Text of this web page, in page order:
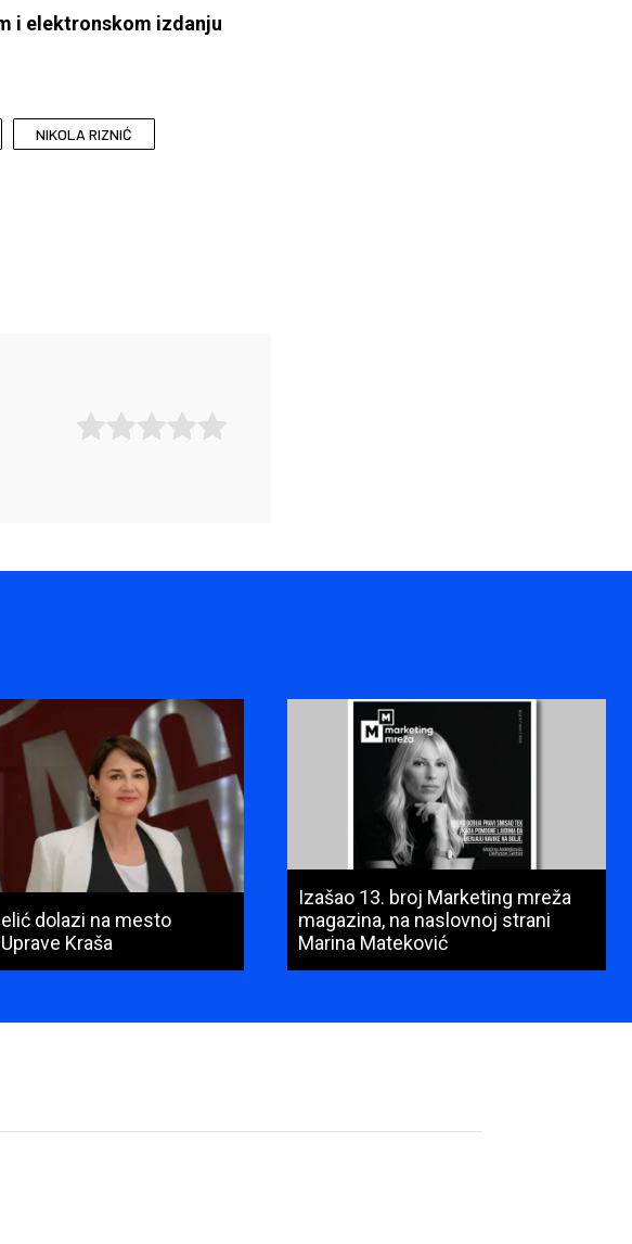
i elektronskom izdanju
NIKOLA RIZNIĆ
dolazi na mesto
Kraša
Izašao 13. broj Marketing mreža
magazina, na naslovnoj strani
Marina Mateković